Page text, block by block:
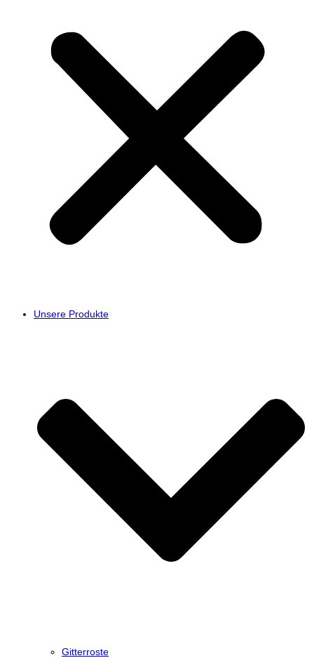
Unsere Produkte
Gitterroste